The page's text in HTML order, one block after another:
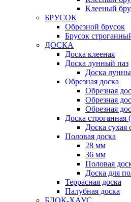
Клееный
БРУСОК
Обрезной брусок
Брусок
ДОСКА
Доска клееная
Доска лунный паз
Доска
Обрезная доска
Обрезная
Обрезная
Обрезная
Доска строганная
Доска сухая
Половая доска
28 мм
36 мм
Половая
Доска для
Террасная доска
Палубная доска
БЛОК-ХАУС